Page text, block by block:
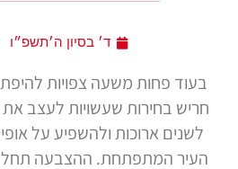
ד׳ בסיון ה׳תשפ״ו
בעוד פחות משעה צפויות
חריש בחירות שעשויות לעצב
לשנים ארוכות ולהשפיע על